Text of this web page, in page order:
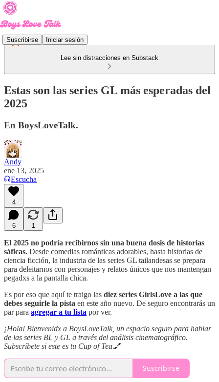
Suscribirse Iniciar sesión
Lee sin distracciones en Substack
Estas son las series GL más esperadas del
2025
En BoysLoveTalk.
Andy
ene 13, 2025
Escucha
4
6 1
El 2025 no podría recibirnos sin una buena dosis de historias
sáficas. Desde comedias románticas adorables, hasta historias de
ciencia ficción, la industria de las series GL tailandesas se prepara
para deleitarnos con personajes y relatos únicos que nos mantengan
pegadxs a la pantalla chica.
Es por eso que aquí te traigo las diez series GirlsLove a las que
debes seguirle la pista en este año nuevo. De seguro encontrarás un
par para agregar a tu lista por ver.
¡Hola! Bienvenidx a BoysLoveTalk, un espacio seguro para hablar
de las series BL y GL a través del análisis cinematográfico.
Subscríbete si este es tu Cup of Tea💅
Suscribirse